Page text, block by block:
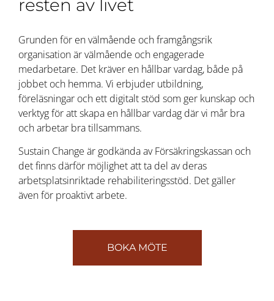
resten av livet
Grunden för en välmående och framgångsrik
organisation är välmående och engagerade
medarbetare. Det kräver en hållbar vardag, både på
jobbet och hemma. Vi erbjuder utbildning,
föreläsningar och ett digitalt stöd som ger kunskap och
verktyg för att skapa en hållbar vardag där vi mår bra
och arbetar bra tillsammans.
Sustain Change är godkända av Försäkringskassan och
det finns därför möjlighet att ta del av deras
arbetsplatsinriktade rehabiliteringsstöd. Det gäller
även för proaktivt arbete.
BOKA MÖTE